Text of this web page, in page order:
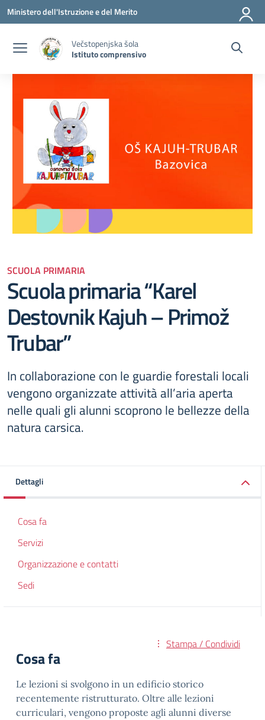
Vai ai contenuti
Vai al menu di navigazione
Vai al footer
Ministero dell'Istruzione e del Merito
Večstopenjska šola
Istituto comprensivo
SCUOLA PRIMARIA
Scuola primaria “Karel
Destovnik Kajuh – Primož
Trubar”
In collaborazione con le guardie forestali locali
vengono organizzate attività all’aria aperta
nelle quali gli alunni scoprono le bellezze della
natura carsica.
Dettagli
Cosa fa
Servizi
Organizzazione e contatti
Sedi
Stampa / Condividi
Cosa fa
Le lezioni si svolgono in un edificio storico
recentemente ristrutturato. Oltre alle lezioni
curriculari, vengono proposte agli alunni diverse